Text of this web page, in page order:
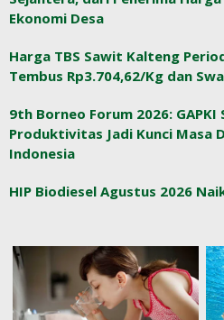
Ekonomi Desa
Harga TBS Sawit Kalteng
Tembus Rp3.704,62/Kg dan
9th Borneo Forum 2026:
Produktivitas Jadi Kunci Masa
Indonesia
HIP Biodiesel Agustus 2026